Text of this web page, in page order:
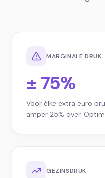
MARGINALE DRUK
± 75%
Voor élke extra euro
amper 25% over.
GEZINSDRUK